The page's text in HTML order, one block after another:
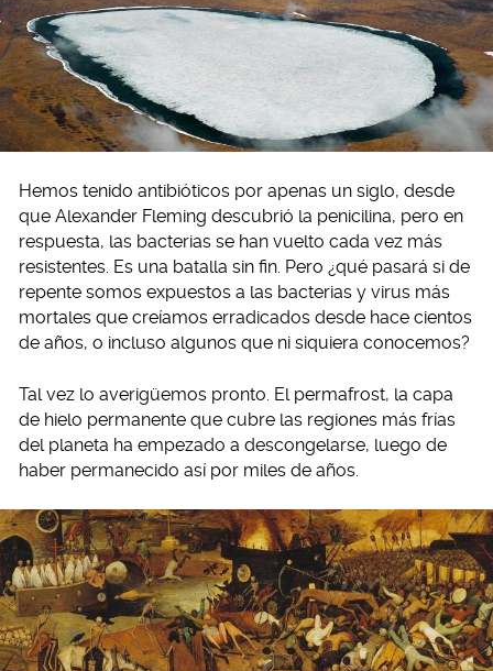
Hemos tenido antibióticos por apenas un siglo, desde
que Alexander Fleming descubrió la penicilina, pero en
respuesta, las bacterias se han vuelto cada vez más
resistentes. Es una batalla sin fin. Pero ¿qué pasará si de
repente somos expuestos a las bacterias y virus más
mortales que creíamos erradicados desde hace cientos
de años, o incluso algunos que ni siquiera conocemos?
Tal vez lo averigüemos pronto. El permafrost, la capa
de hielo permanente que cubre las regiones más frías
del planeta ha empezado a descongelarse, luego de
haber permanecido así por miles de años.